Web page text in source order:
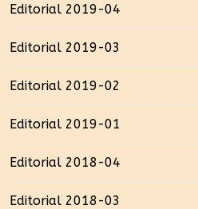
Editorial 2019-04
Editorial 2019-03
Editorial 2019-02
Editorial 2019-01
Editorial 2018-04
Editorial 2018-03